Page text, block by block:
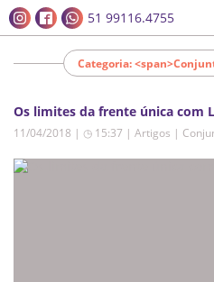
51 99116.4755
Categoria:
Os limites da frente única com
11/04/2018 | ◷ 15:37 | Artigos |